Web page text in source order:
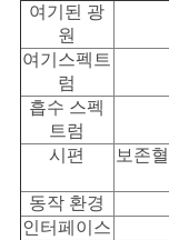
여기된 광
원
여기스펙트
럼
흡수 스펙
트럼
시편
보존
동작 환경
인터페이스